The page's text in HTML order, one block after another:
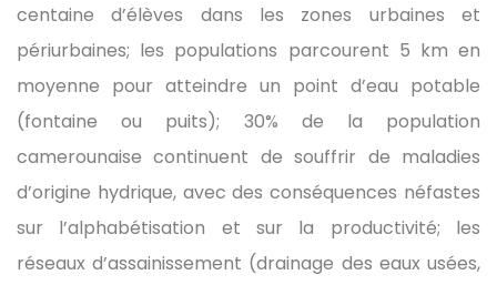
centaine d’élèves dans les zones urbaines et
périurbaines; les populations parcourent 5 km en
moyenne pour atteindre un point d’eau potable
(fontaine ou puits); 30% de la population
camerounaise continuent de souffrir de maladies
d’origine hydrique, avec des conséquences néfastes
sur l’alphabétisation et sur la productivité; les
réseaux d’assainissement (drainage des eaux usées,